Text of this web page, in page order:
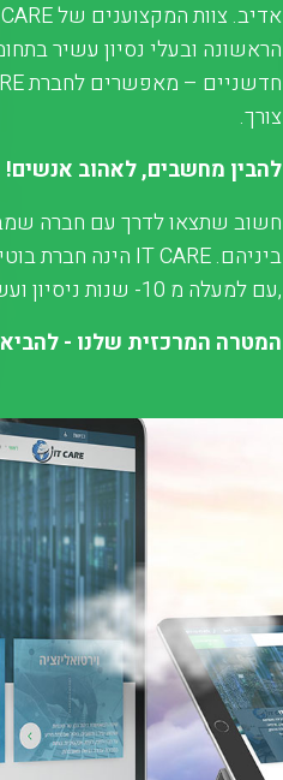
הראשונה ובעלי נסיון עשיר
צורך.
להבין מחשבים, לאהוב אנשים!
חשוב שתצאו לדרך עם חברה
,עם למעלה מ 10- שנות ניסיון ועשרות לקוחות מרוצים.
המטרה המרכזית שלנו -